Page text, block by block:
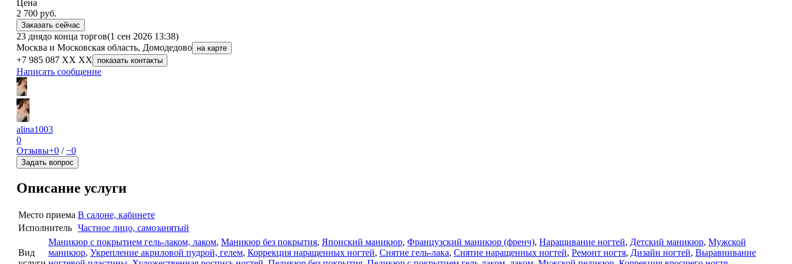
Цена
2 700 руб.
Заказать сейчас
23 днядо конца торгов(1 сен 2026 13:38)
Москва и Московская область, Домодедово
на карте
+7 985 087 XX XX показать контакты
Написать сообщение
alina1003
0
Отзывы+0/−0
Задать вопрос
Описание услуги
Место приема В салоне, кабинете
Исполнитель Частное лицо, самозанятый
Вид
Маникюр с покрытием гель-лаком, лаком, Маникюр без покрытия, Японский маникюр, Французский маникюр (френч), Наращивание ногтей, Детский маникюр, Мужской
маникюр, Укрепление акриловой пудрой, гелем, Коррекция наращенных ногтей, Снятие гель-лака, Снятие наращенных ногтей, Ремонт ногтя, Дизайн ногтей, Выравнивание